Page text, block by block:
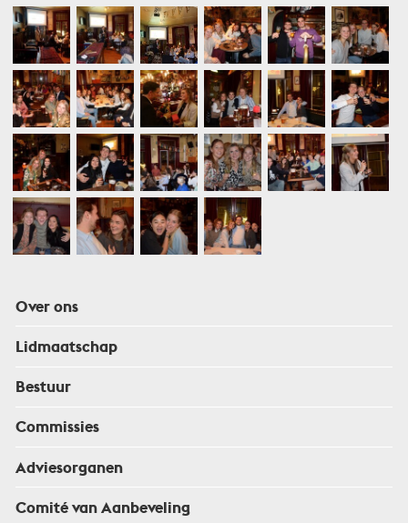
Over ons
Lidmaatschap
Bestuur
Commissies
Adviesorganen
Comité van Aanbeveling